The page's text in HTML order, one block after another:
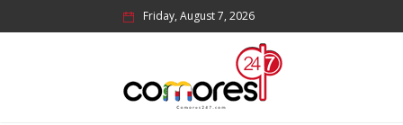
Friday, August 7, 2026